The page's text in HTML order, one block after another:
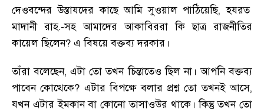
দেওবন্দের উস্তাযদের কাছে আমি সুওয়াল পাঠিয়েছি,হযরত
মাদানী রাহ.-সহ আমাদের আকাবিররা কি ছাত্র রাজনীতির
কায়েল ছিলেন? এ বিষয়ে বক্তব্য দরকার ।
তাঁরা বলেছেন,এটা তো তখন চিন্তাতেও ছিল না। আপনি বক্তব্য
পাবেন কোত্থেকে? এটার বিপক্ষে বলার প্রশ্ন তো তখনই আসে,
যখন এটার ইমকান বা কোনো তাসাওউর থাকে। কিন্তু তখন তো